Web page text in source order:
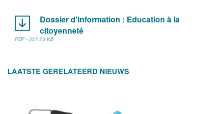
Dossier d'information : Education à la
citoyenneté
PDF - 357.73 KB
LAATSTE GERELATEERD NIEUWS